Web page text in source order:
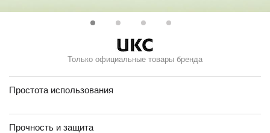
Только официальные товары бренда
Простота использования
Прочность и защита